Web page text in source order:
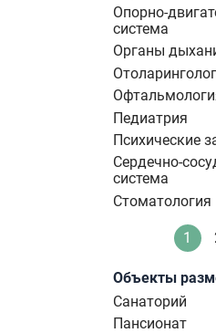
Опорно-
система
Органы
Педиатрия
Психические
Сердечно-
система
Стоматология
Нумерация
страниц
1
Объекты
Санаторий
Пансионат